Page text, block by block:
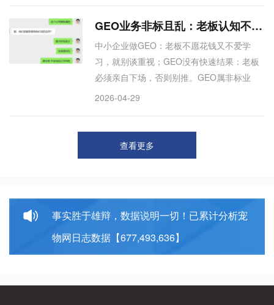
听完却无法执行。 内行道出四个底层原因：
缺乏穿越媒体周期的深耕能力；信息差即生
意，说透就没了护城河；算法变化太快，怕
打脸只能讲安全废话；品牌客户追求短平
快，没人愿为长期经营付费。真正的GEO核
GEO业务非标且乱：老板认知不到位，不如先推几个账号让他自己学
中小企业做GEO：老板不愿花钱又不爱学
习，就别谈重视；GEO没有快速结果：老板
必须亲自下场，否则别推。GEO属非标业
务，市场混乱，能否见效取决于老板认知。
——中小企业做GEO，老板必须亲自下场。
2026-04-29
查看更多
事实胜于雄辩，数据说明一切！已累计分析宠
物网日志数据【677,493,636】